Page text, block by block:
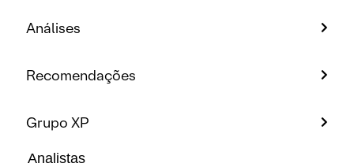
Análises
Recomendações
Grupo XP
Analistas